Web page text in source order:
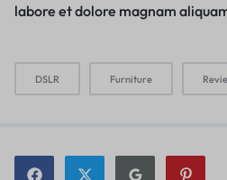
labore et dolore magnam
DSLR Furniture